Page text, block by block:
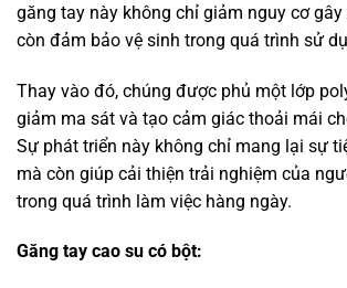
găng tay này không chỉ giảm nguy cơ
còn đảm bảo vệ sinh trong quá trình sử
Thay vào đó, chúng được phủ một lớp
giảm ma sát và tạo cảm giác thoải mái
Sự phát triển này không chỉ mang lại sự
mà còn giúp cải thiện trải nghiệm của
trong quá trình làm việc hàng ngày.
Găng tay cao su có bột: